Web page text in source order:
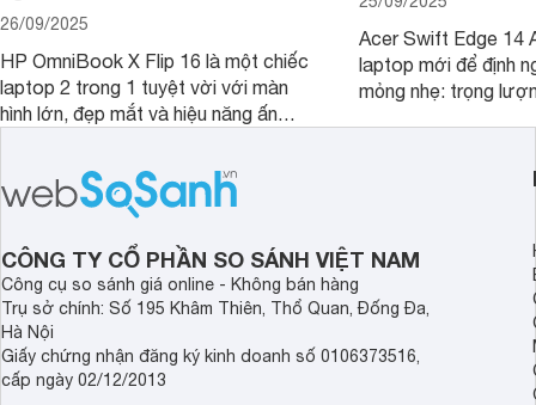
26/09/2025
HP OmniBook X Flip 16 là một chiếc
laptop 2 trong 1 tuyệt vời với màn
hình lớn, đẹp mắt và hiệu năng ấn
mức giá vô cùng hấp dẫn, biến nó trở
thành một lựa chọn “đáng đồng tiền
bát gạo” trên thị trường.
Acer Swift Edge 14
laptop mới để định
mỏng nhẹ: trọng
năng AI hàng đầu,
CÔNG TY CỔ PHẦN SO SÁNH VIỆT NAM
Công cụ so sánh giá online - Không bán hàng
Trụ sở chính: Số 195 Khâm Thiên, Thổ Quan, Đống Đa,
Hà Nội
Giấy chứng nhận đăng ký kinh doanh số 0106373516,
cấp ngày 02/12/2013